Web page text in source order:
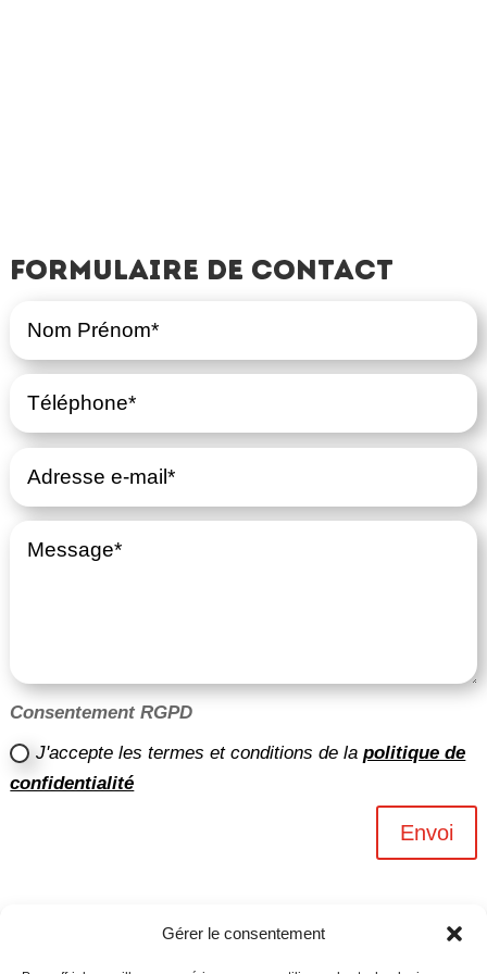
Gérer le consentement
Formulaire de contact
Consentement RGPD
J'accepte les termes et conditions de lapolitique de
confidentialité
Envoi